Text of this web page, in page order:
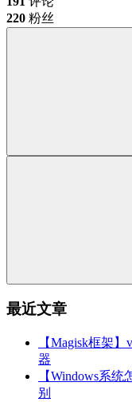
220 粉丝
最近文章
【Magisk框架
器
【Windows系
别